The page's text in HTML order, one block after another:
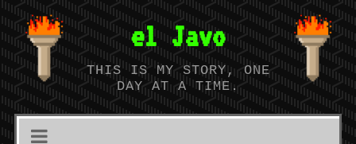
el Javo
THIS IS MY STORY, ONE
DAY AT A TIME.